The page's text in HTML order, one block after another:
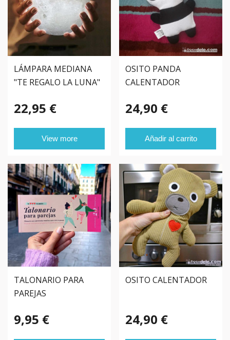
LÁMPARA MEDIANA
"TE REGALO LA LUNA"
22,95 €
View more
OSITO PANDA
CALENTADOR
24,90 €
Añadir al carrito
TALONARIO PARA
PAREJAS
9,95 €
OSITO CALENTADOR
24,90 €